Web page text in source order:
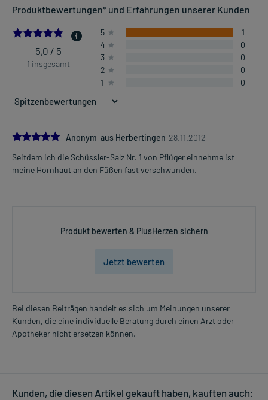
Produktbewertungen* und Erfahrungen unserer Kunden
5.0
5,0 / 5
1 insgesamt
5
1
4
0
3
0
2
0
1
0
5.0Anonym aus Herbertingen 28.11.2012
Seitdem ich die Schüssler-Salz Nr. 1 von Pflüger einnehme ist
meine Hornhaut an den Füßen fast verschwunden.
Produkt bewerten & PlusHerzen sichern
Jetzt bewerten
Bei diesen Beiträgen handelt es sich um Meinungen unserer
Kunden, die eine individuelle Beratung durch einen Arzt oder
Apotheker nicht ersetzen können.
Kunden, die diesen Artikel gekauft haben, kauften auch: